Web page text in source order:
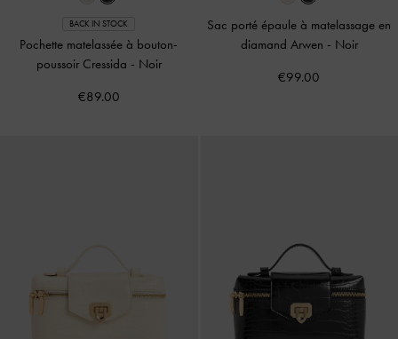
BACK IN STOCK
Pochette matelassée à bouton-
poussoir Cressida - Noir
€89.00
Sac porté épaule à matelassage en
diamand Arwen - Noir
€99.00